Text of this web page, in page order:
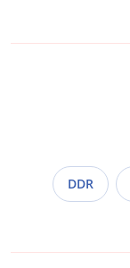
DDR